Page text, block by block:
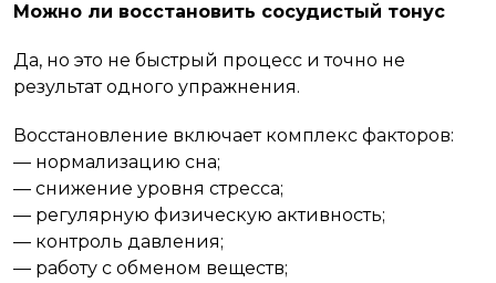
Можно ли восстановить сосудистый тонус
Да, но это не быстрый процесс и точно не
результат одного упражнения.
Восстановление включает комплекс факторов:
— нормализацию сна;
— снижение уровня стресса;
— регулярную физическую активность;
— контроль давления;
— работу с обменом веществ;